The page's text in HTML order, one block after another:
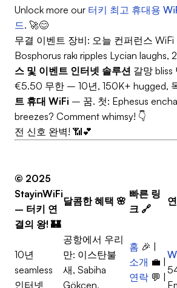
Unlock more our 터키 최고 휴대용
드. 🚀😊
무결 이벤트 장비: 오늘 컨퍼런스 WiFi
Bosphorus rakı ripples Lycian laughs,
스 및 이벤트 인터넷 솔루션 갈망 bliss
€5.50 무한 – 10년, 150K+ hugged,
트 휴대 WiFi – 꿈. 첫: Ephesus
breezes? Comment whimsy! 👇
전 신호 완벽! 📶💕
© 2025
StayinWiFi
– 터키 연
결의 왕! 🏰
달콤한 혜택 🌸
빠른 링
크 🔗
10년
seamless
인터넷
공항에서 우리
만: 이스탄불
새, Sabiha
Gökçen,
홈 🎉 |
소개 💼 |
연락 💬 |